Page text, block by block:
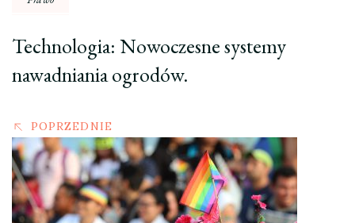
Technologia: Nowoczesne systemy
nawadniania ogrodów.
POPRZEDNIE